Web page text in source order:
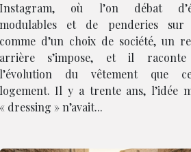
Instagram, où l’on débat
modulables et de penderies sur
comme d’un choix de société, un
arrière s’impose, et il raconte
l’évolution du vêtement que
logement. Il y a trente ans, l’idée
« dressing » n’avait...